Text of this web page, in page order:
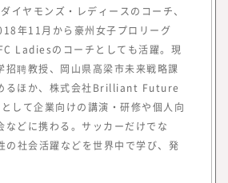
プンイノベーションやリス
お問い合わせや引き合いも
ら、このたび、『みらいワ
』にて、外部人材活用や新
経営／リスキリング、サス
する調査・研究、情報を提
ました。
クスに登録いただいている
ル人材は8万名を越えまし
イヤモンズ・レディースのコーチ、
年11月から豪州女子プロリーグ
Ladiesのコーチとしても活躍。現
招聘教授、岡山県高梁市未来戦略課
るほか、株式会社Brilliant Future
して企業向けの講演・研修や個人向
などに携わる。サッカーだけでな
の社会活躍などを世界中で学び、発